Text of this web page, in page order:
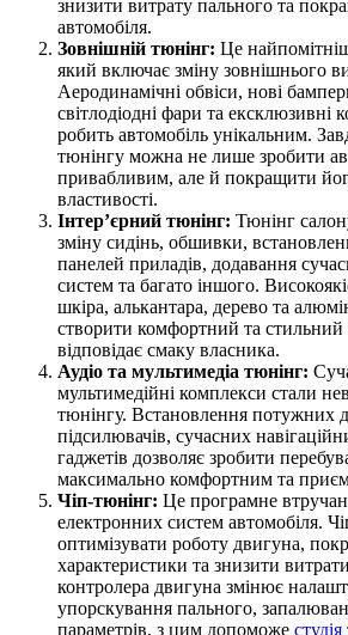
знизити витрату пального та
автомобіля.
Зовнішній тюнінг: Це
який включає зміну зовнішнього
Аеродинамічні обвіси, нові
світлодіодні фари та ексклюзивні
робить автомобіль унікальним.
тюнінгу можна не лише зробити
привабливим, але й покращити
властивості.
Інтер’єрний тюнінг: Тюнінг
зміну сидінь, обшивки,
панелей приладів, додавання
систем та багато іншого.
шкіра, алькантара, дерево та
створити комфортний та стильний
відповідає смаку власника.
Аудіо та мультимедіа тюнінг:
мультимедійні комплекси стали
тюнінгу. Встановлення потужних
підсилювачів, сучасних
гаджетів дозволяє зробити
максимально комфортним та
Чіп-тюнінг: Це програмне
електронних систем автомобіля.
оптимізувати роботу двигуна,
характеристики та знизити
контролера двигуна змінює
упорскування пального,
параметрів, з цим допоможе